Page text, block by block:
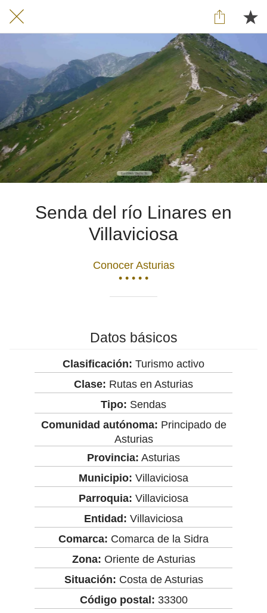
Senda del río Linares en
Villaviciosa
Conocer Asturias
• • • • •
Datos básicos
Clasificación: Turismo activo
Clase: Rutas en Asturias
Tipo: Sendas
Comunidad autónoma: Principado de
Asturias
Provincia: Asturias
Municipio: Villaviciosa
Parroquia: Villaviciosa
Entidad: Villaviciosa
Comarca: Comarca de la Sidra
Zona: Oriente de Asturias
Situación: Costa de Asturias
Código postal: 33300